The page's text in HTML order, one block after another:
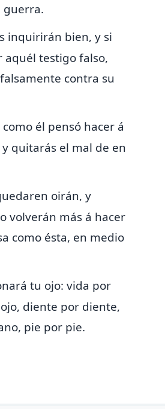
guerra.
inquirirán bien, y si
aquél testigo falso,
contra su
él pensó hacer á
y quitarás el mal de en
oirán, y
volverán más á hacer
como ésta, en medio
tu ojo: vida por
diente por diente,
pie por pie.